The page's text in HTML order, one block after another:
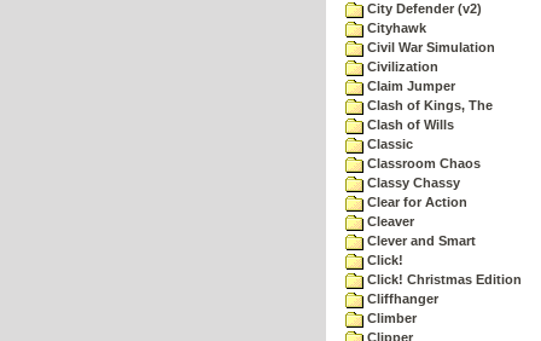
City Defender (v2)
Cityhawk
Civil War Simulation
Civilization
Claim Jumper
Clash of Kings, The
Clash of Wills
Classic
Classroom Chaos
Classy Chassy
Clear for Action
Cleaver
Clever and Smart
Click!
Click! Christmas Edition
Cliffhanger
Climber
Clipper